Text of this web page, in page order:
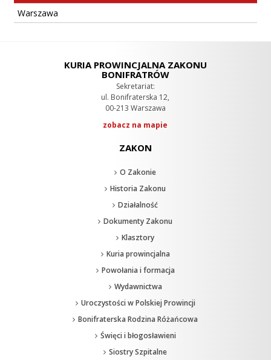
Warszawa
KURIA PROWINCJALNA ZAKONU
BONIFRATRÓW
Sekretariat:
ul. Bonifraterska 12,
00-213 Warszawa
zobacz na mapie
ZAKON
O Zakonie
Historia Zakonu
Działalność
Dokumenty Zakonu
Klasztory
Kuria prowincjalna
Powołania i formacja
Wydawnictwa
Uroczystości w Polskiej Prowincji
Bonifraterska Rodzina Różańcowa
Święci i błogosławieni
Siostry Szpitalne